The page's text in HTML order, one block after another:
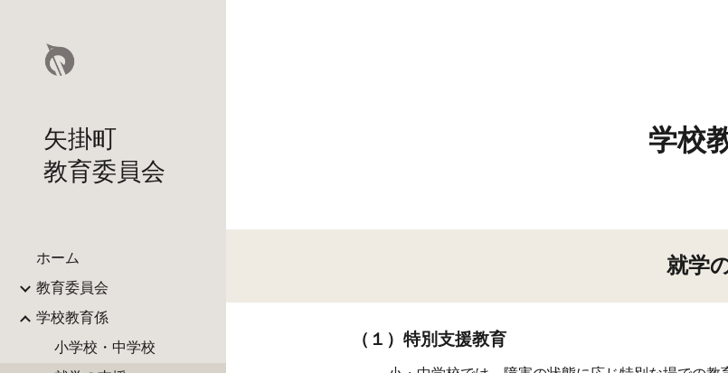
矢掛町
教育委員会
ホーム
教育委員会
学校教育係
小学校・中学校
学校
就学
（１）特別支援教育